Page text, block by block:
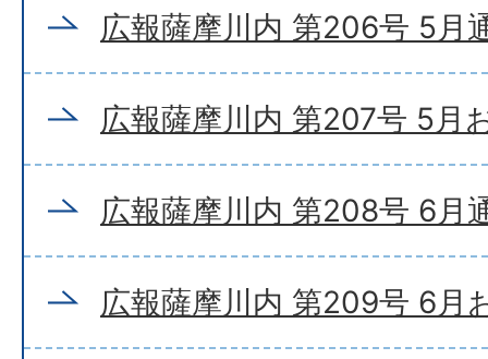
広報薩摩川内 第206号 5月
広報薩摩川内 第207号 5月
広報薩摩川内 第208号 6月
広報薩摩川内 第209号 6月